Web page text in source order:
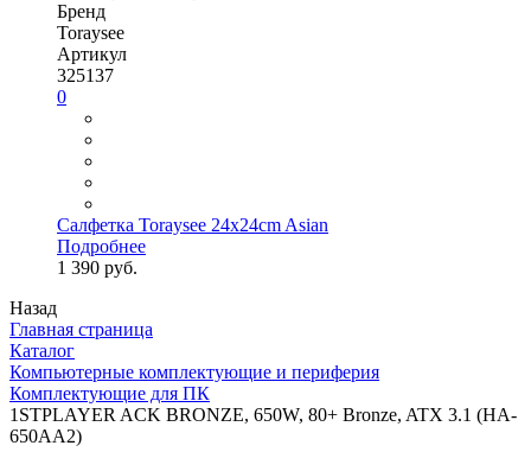
Бренд
Toraysee
Артикул
325137
0
Салфетка Toraysee 24x24cm Asian
Подробнее
1 390 руб.
Назад
Главная страница
Каталог
Компьютерные комплектующие и периферия
Комплектующие для ПК
1STPLAYER ACK BRONZE, 650W, 80+ Bronze, ATX 3.1 (HA-
650AA2)